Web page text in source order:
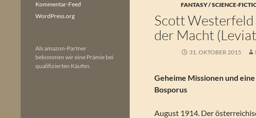
FANTASY / SCIENCE-
Scott
der Macht
31. OKTOBER 2015
Geheime Missionen und
Bosporus
August 1914. Der
Kommentar-Feed
WordPress.org
Als amazon-Partner
bekommen wir eine Prämie bei
qualifizierten Käufen.